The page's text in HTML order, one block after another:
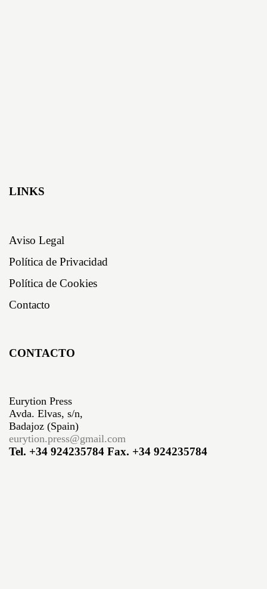
LINKS
Aviso Legal
Política de Privacidad
Política de Cookies
Contacto
CONTACTO
Eurytion Press
Avda. Elvas, s/n,
Badajoz (Spain)
eurytion.press@gmail.com
Tel. +34 924235784 Fax. +34 924235784